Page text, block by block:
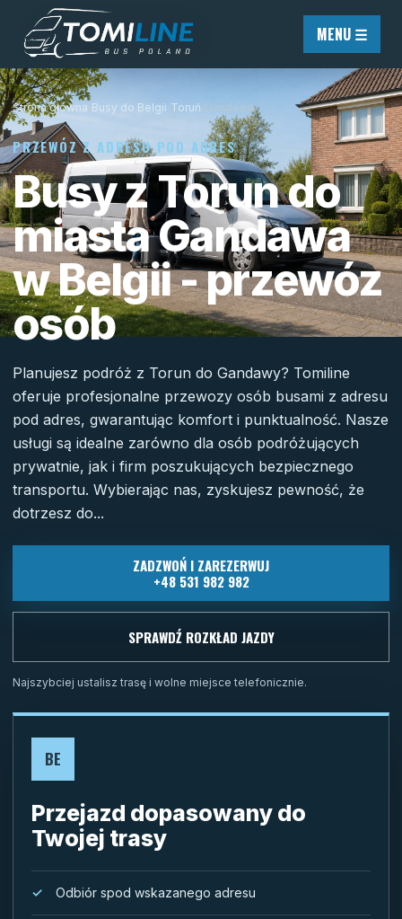
Przejdź do treści
MENU ☰
Strona główna Busy do Belgii Toruń/Gandawa
PRZEWÓZ Z ADRESU POD ADRES
Busy z Torun do
miasta Gandawa
w Belgii - przewóz
osób
Planujesz podróż z Torun do Gandawy? Tomiline
oferuje profesjonalne przewozy osób busami z adresu
pod adres, gwarantując komfort i punktualność. Nasze
usługi są idealne zarówno dla osób podróżujących
prywatnie, jak i firm poszukujących bezpiecznego
transportu. Wybierając nas, zyskujesz pewność, że
dotrzesz do...
ZADZWOŃ I ZAREZERWUJ
+48 531 982 982
SPRAWDŹ ROZKŁAD JAZDY
Najszybciej ustalisz trasę i wolne miejsce telefonicznie.
BE
Przejazd dopasowany do
Twojej trasy
Odbiór spod wskazanego adresu